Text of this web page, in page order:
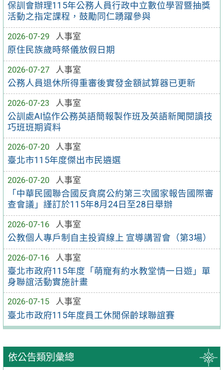
保訓會辦理115年公務人員行政中立數位學習暨抽獎
活動之指定課程，鼓勵同仁踴躍參與
2026-07-29
人事室
原住民族歲時祭儀放假日期
2026-07-27
人事室
公務人員退休所得重審後實發金額試算器已更新
2026-07-23
人事室
公訓處AI協作公務英語簡報製作班及英語新聞閱讀技
巧班班期資料
2026-07-20
人事室
臺北市115年度傑出市民遴選
2026-07-20
人事室
「中華民國聯合國反貪腐公約第三次國家報告國際審
查會議」謹訂於115年8月24日至28日舉辦
2026-07-16
人事室
公教個人專戶制自主投資線上 宣導講習會（第3場）
2026-07-16
人事室
臺北市政府115年度「萌寵有約水教堂情一日遊」單
身聯誼活動實施計畫
2026-07-15
人事室
臺北市政府115年度員工休閒保齡球聯誼賽
依公告類別彙總